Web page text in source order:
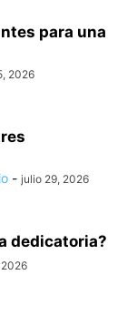
para una
2026
- julio 29, 2026
dedicatoria?